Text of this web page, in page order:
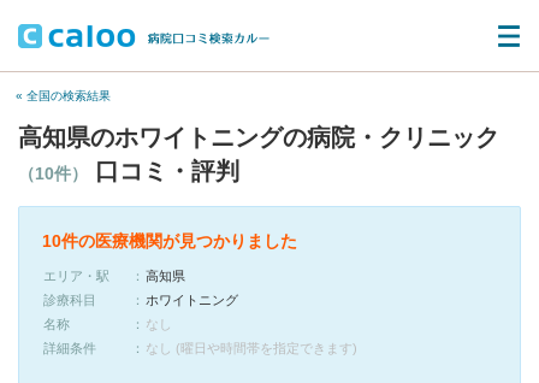
« 全国の検索結果
高知県のホワイトニングの病院・クリニック
（10件） 口コミ・評判
10件の医療機関が見つかりました
エリア・駅
高知県
診療科目
ホワイトニング
名称
なし
詳細条件
なし (曜日や時間帯を指定できます)